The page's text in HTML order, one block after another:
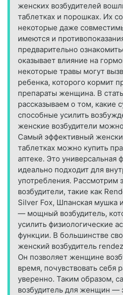
женских возбудителей
таблетках и порошках. Их
некоторые даже
имеются и
предварительно
оказывает влияние на
некоторые травы могут
ребенка, которого кормит
препараты женщина. В
рассказываем о том, какие
способные усилить
женские возбудители
Самый эффективный
таблетках можно купить
аптеке. Это универсальная
идеально подходит для
употребления. Рассмотрим
возбудители, такие как
Silver Fox, Шпанская мушка
— мощный возбудитель,
усилить физиологические
функции. В большинстве
женский возбудитель
Он позволяет женщине
время, почувствовать себя
уверенно. Таким образом,
возбудитель для женщин —